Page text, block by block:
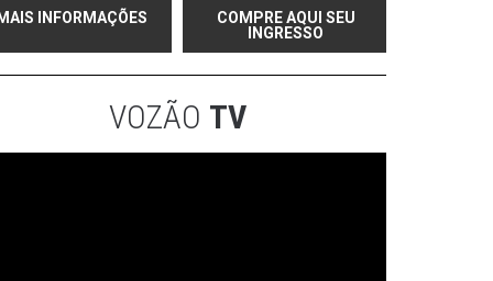
INFORMAÇÕES
COMPRE AQUI SEU
INGRESSO
VOZÃO TV